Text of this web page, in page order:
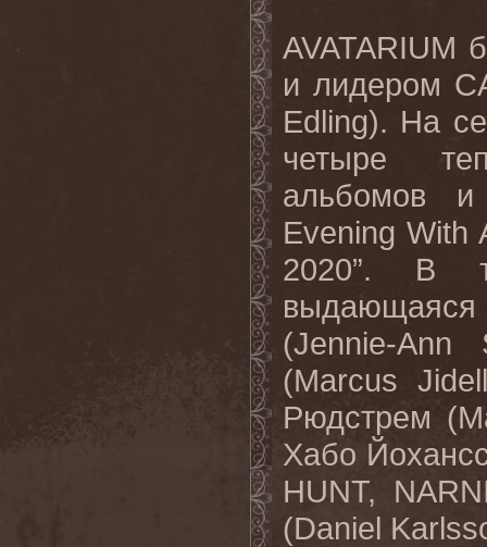
AVATARIUM
и лидером
Edling). На
четыре
альбомов
Evening With
2020”. В
(Jennie-Ann
(Marcus Jidell
Рюдстрем (
Хабо
HUNT,
(Daniel